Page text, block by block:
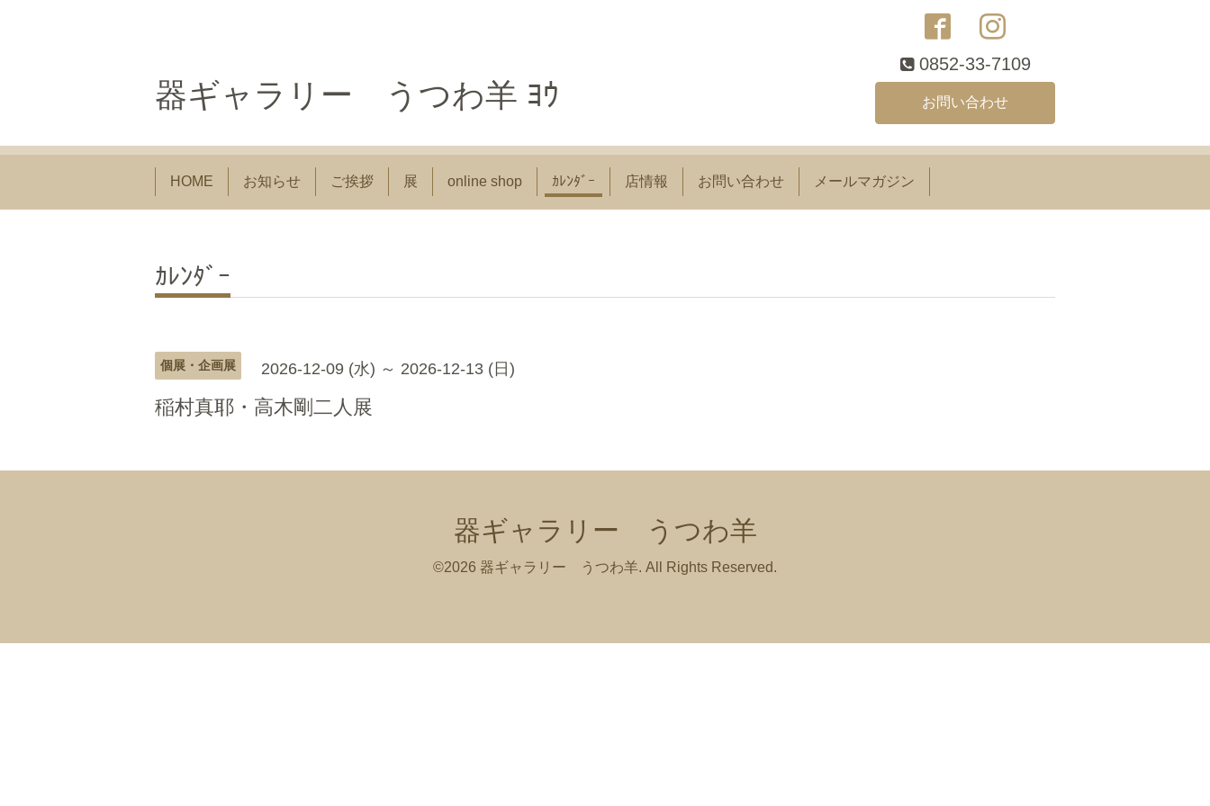
器ギャラリー うつわ羊 ﾖｳ
0852-33-7109
お問い合わせ
HOME お知らせ ご挨拶 展 online shop ｶﾚﾝﾀﾞｰ 店情報 お問い合わせ メールマガジン
ｶﾚﾝﾀﾞｰ
個展・企画展 2026-12-09 (水) ～ 2026-12-13 (日)
稲村真耶・高木剛二人展
器ギャラリー うつわ羊
©2026 器ギャラリー うつわ羊. All Rights Reserved.